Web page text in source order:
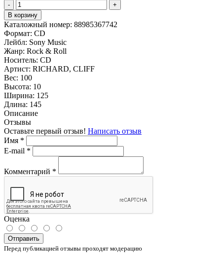
-
+
В корзину
Каталожный номер: 88985367742
Формат: CD
Лейбл: Sony Music
Жанр: Rock & Roll
Носитель: CD
Артист: RICHARD, CLIFF
Вес: 100
Высота: 10
Ширина: 125
Длина: 145
Описание
Отзывы
Оставьте первый отзыв! Написать отзыв
Имя *
E-mail *
Комментарий *
Оценка
Отправить
Перед публикацией отзывы проходят модерацию